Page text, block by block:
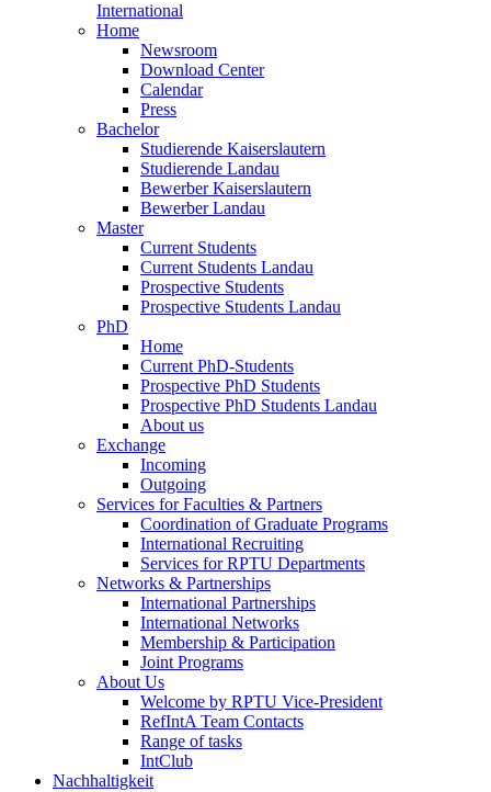
International
Home
Newsroom
Download Center
Calendar
Press
Bachelor
Studierende Kaiserslautern
Studierende Landau
Bewerber Kaiserslautern
Bewerber Landau
Master
Current Students
Current Students Landau
Prospective Students
Prospective Students Landau
PhD
Home
Current PhD-Students
Prospective PhD Students
Prospective PhD Students Landau
About us
Exchange
Incoming
Outgoing
Services for Faculties & Partners
Coordination of Graduate Programs
International Recruiting
Services for RPTU Departments
Networks & Partnerships
International Partnerships
International Networks
Membership & Participation
Joint Programs
About Us
Welcome by RPTU Vice-President
RefIntA Team Contacts
Range of tasks
IntClub
Nachhaltigkeit